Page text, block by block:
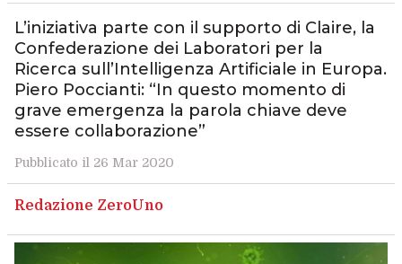
L’iniziativa parte con il supporto di Claire, la
Confederazione dei Laboratori per la
Ricerca sull’Intelligenza Artificiale in Europa.
Piero Poccianti: “In questo momento di
grave emergenza la parola chiave deve
essere collaborazione”
Pubblicato il 26 Mar 2020
Redazione ZeroUno